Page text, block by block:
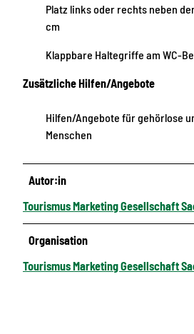
Platz links oder rechts neben
cm
Klappbare Haltegriffe am WC-
Zusätzliche Hilfen/Angebote
Hilfen/Angebote für gehörlose
Menschen
Autor:in
Tourismus Marketing Gesellschaft
Organisation
Tourismus Marketing Gesellschaft